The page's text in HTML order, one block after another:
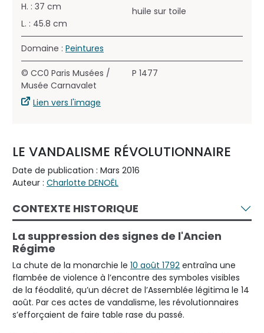
H. : 37 cm
L. : 45.8 cm
huile sur toile
Domaine : Peintures
© CC0 Paris Musées /
Musée Carnavalet
Lien vers l'image
P 1477
LE VANDALISME RÉVOLUTIONNAIRE
Date de publication : Mars 2016
Auteur : Charlotte DENOËL
CONTEXTE HISTORIQUE
La suppression des signes de l'Ancien
Régime
La chute de la monarchie le 10 août 1792 entraîna une
flambée de violence à l’encontre des symboles visibles
de la féodalité, qu’un décret de l’Assemblée légitima le 14
août. Par ces actes de vandalisme, les révolutionnaires
s’efforçaient de faire table rase du passé.